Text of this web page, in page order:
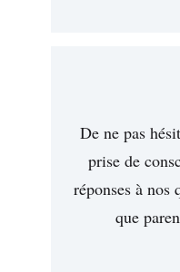
De ne pas
prise de
réponses à nos
que